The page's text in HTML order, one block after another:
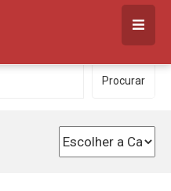
Procurar